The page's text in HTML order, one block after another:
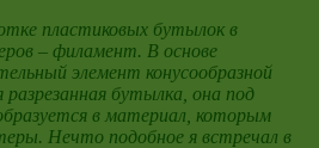
пластиковых бутылок в
– филамент. В основе
элемент конусообразной
бутылка, она под
в материал, которым
Нечто подобное я встречал в